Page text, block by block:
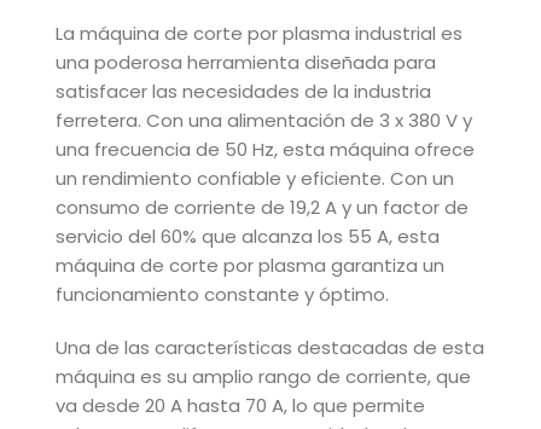
La máquina de corte por plasma industrial es
una poderosa herramienta diseñada para
satisfacer las necesidades de la industria
ferretera. Con una alimentación de 3 x 380 V y
una frecuencia de 50 Hz, esta máquina ofrece
un rendimiento confiable y eficiente. Con un
consumo de corriente de 19,2 A y un factor de
servicio del 60% que alcanza los 55 A, esta
máquina de corte por plasma garantiza un
funcionamiento constante y óptimo.
Una de las características destacadas de esta
máquina es su amplio rango de corriente, que
va desde 20 A hasta 70 A, lo que permite